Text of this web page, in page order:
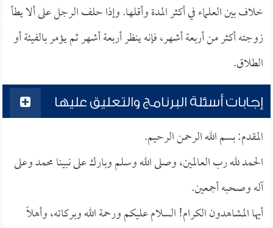
خلاف بين العلماء في أكثر المدة وأقلها. وإذا حلف الرجل على ألا يطأ
زوجته أكثر من أربعة أشهر، فإنه ينظر أربعة أشهر ثم يؤمر بالفيئة أو
الطلاق.
إجابات أسئلة البرنامج والتعليق عليها
المقدم: بسم الله الرحمن الرحيم.
الحمد لله رب العالمين، وصلى الله وسلم وبارك على نبينا محمد وعلى
آله وصحبه أجمعين.
أيها المشاهدون الكرام! السلام عليكم ورحمة الله وبركاته، وأهلاً